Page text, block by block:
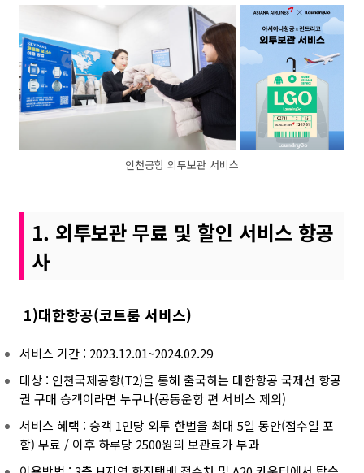
인천공항 외투보관 서비스
1. 외투보관 무료 및 할인 서비스 항공
사
1)대한항공(코트룸 서비스)
서비스 기간 : 2023.12.01~2024.02.29
대상 : 인천국제공항(T2)을 통해 출국하는 대한항공 국제선 항공
권 구매 승객이라면 누구나(공동운항 편 서비스 제외)
서비스 혜택 : 승객 1인당 외투 한벌을 최대 5일 동안(접수일 포
함) 무료 / 이후 하루당 2500원의 보관료가 부과